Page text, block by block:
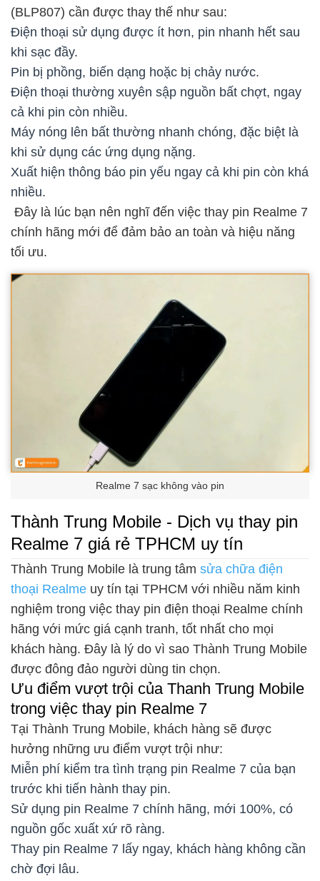
(BLP807) cần được thay thế như sau:
Điện thoại sử dụng được ít hơn, pin nhanh hết sau
khi sạc đầy.
Pin bị phồng, biến dạng hoặc bị chảy nước.
Điện thoại thường xuyên sập nguồn bất chợt, ngay
cả khi pin còn nhiều.
Máy nóng lên bất thường nhanh chóng, đặc biệt là
khi sử dụng các ứng dụng nặng.
Xuất hiện thông báo pin yếu ngay cả khi pin còn khá
nhiều.
Đây là lúc bạn nên nghĩ đến việc thay pin Realme 7
chính hãng mới để đảm bảo an toàn và hiệu năng
tối ưu.
Realme 7 sạc không vào pin
Thành Trung Mobile - Dịch vụ thay pin
Realme 7 giá rẻ TPHCM uy tín
Thành Trung Mobile là trung tâm sửa chữa điện
thoại Realme uy tín tại TPHCM với nhiều năm kinh
nghiệm trong việc thay pin điện thoại Realme chính
hãng với mức giá cạnh tranh, tốt nhất cho mọi
khách hàng. Đây là lý do vì sao Thành Trung Mobile
được đông đảo người dùng tin chọn.
Ưu điểm vượt trội của Thanh Trung Mobile
trong việc thay pin Realme 7
Tại Thành Trung Mobile, khách hàng sẽ được
hưởng những ưu điểm vượt trội như:
Miễn phí kiểm tra tình trạng pin Realme 7 của bạn
trước khi tiến hành thay pin.
Sử dụng pin Realme 7 chính hãng, mới 100%, có
nguồn gốc xuất xứ rõ ràng.
Thay pin Realme 7 lấy ngay, khách hàng không cần
chờ đợi lâu.